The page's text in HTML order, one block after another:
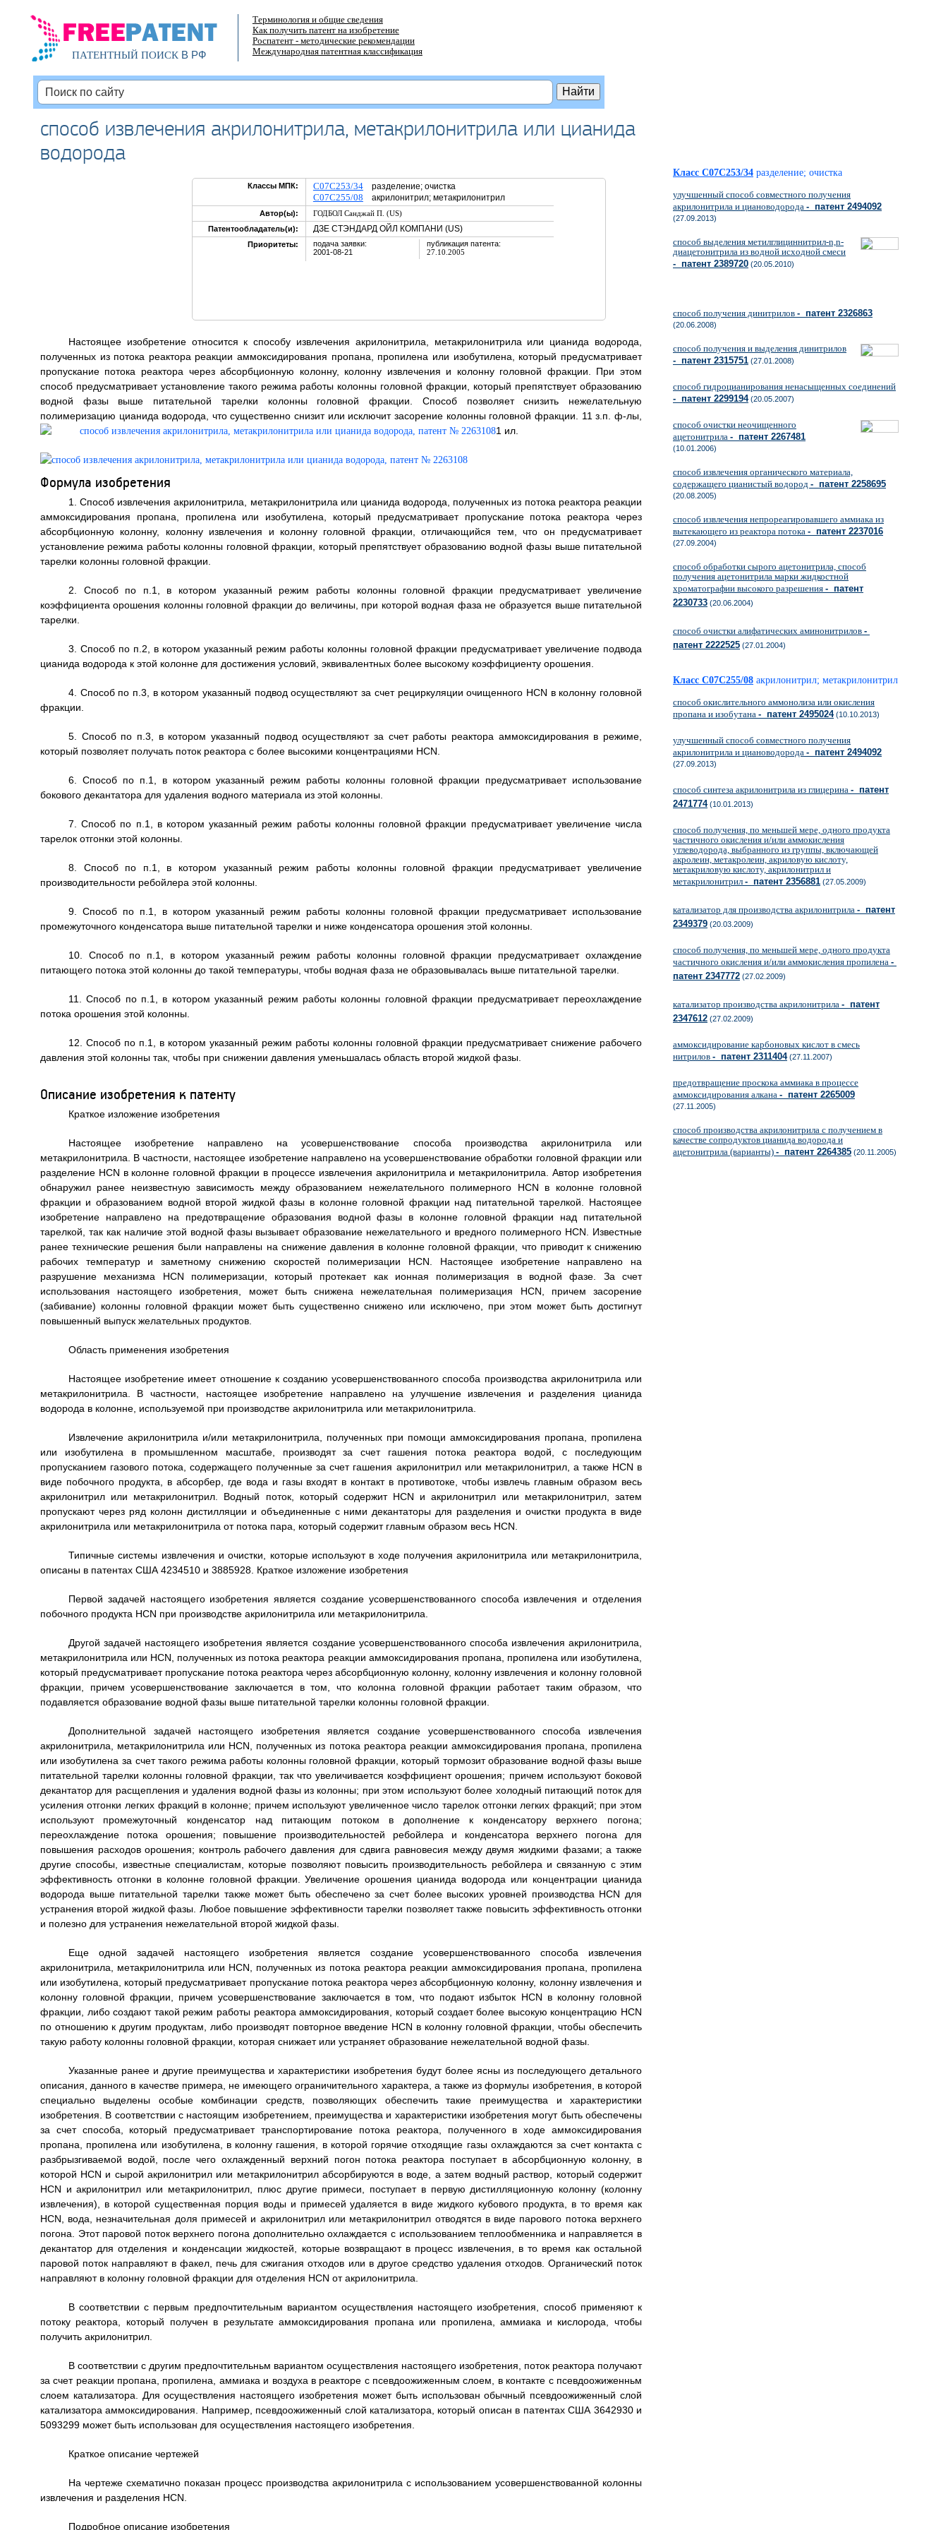
ПАТЕНТНЫЙ ПОИСКВ РФ
Терминология и общие сведения
Как получить патент на изобретение
Роспатент - методические рекомендации
Международная патентная классификация
способ извлечения акрилонитрила, метакрилонитрила или цианида
водорода
Классы МПК: C07C253/34разделение; очистка
C07C255/08 акрилонитрил; метакрилонитрил
Автор(ы):
ГОДБОЛ Санджай П. (US)
Патентообладатель(и):
ДЗЕ СТЭНДАРД ОЙЛ КОМПАНИ (US)
Приоритеты:
подача заявки:
2001-08-21
публикация патента:
27.10.2005
Настоящее изобретение относится к способу извлечения акрилонитрила, метакрилонитрила или цианида водорода,
полученных из потока реактора реакции аммоксидирования пропана, пропилена или изобутилена, который предусматривает
пропускание потока реактора через абсорбционную колонну, колонну извлечения и колонну головной фракции. При этом
способ предусматривает установление такого режима работы колонны головной фракции, который препятствует образованию
водной фазы выше питательной тарелки колонны головной фракции. Способ позволяет снизить нежелательную
полимеризацию цианида водорода, что существенно снизит или исключит засорение колонны головной фракции. 11 з.п. ф-лы,
1 ил.
Формула изобретения
1. Способ извлечения акрилонитрила, метакрилонитрила или цианида водорода, полученных из потока реактора реакции
аммоксидирования пропана, пропилена или изобутилена, который предусматривает пропускание потока реактора через
абсорбционную колонну, колонну извлечения и колонну головной фракции, отличающийся тем, что он предусматривает
установление режима работы колонны головной фракции, который препятствует образованию водной фазы выше питательной
тарелки колонны головной фракции.
2. Способ по п.1, в котором указанный режим работы колонны головной фракции предусматривает увеличение
коэффициента орошения колонны головной фракции до величины, при которой водная фаза не образуется выше питательной
тарелки.
3. Способ по п.2, в котором указанный режим работы колонны головной фракции предусматривает увеличение подвода
цианида водорода к этой колонне для достижения условий, эквивалентных более высокому коэффициенту орошения.
4. Способ по п.3, в котором указанный подвод осуществляют за счет рециркуляции очищенного HCN в колонну головной
фракции.
5. Способ по п.3, в котором указанный подвод осуществляют за счет работы реактора аммоксидирования в режиме,
который позволяет получать поток реактора с более высокими концентрациями HCN.
6. Способ по п.1, в котором указанный режим работы колонны головной фракции предусматривает использование
бокового декантатора для удаления водного материала из этой колонны.
7. Способ по п.1, в котором указанный режим работы колонны головной фракции предусматривает увеличение числа
тарелок отгонки этой колонны.
8. Способ по п.1, в котором указанный режим работы колонны головной фракции предусматривает увеличение
производительности ребойлера этой колонны.
9. Способ по п.1, в котором указанный режим работы колонны головной фракции предусматривает использование
промежуточного конденсатора выше питательной тарелки и ниже конденсатора орошения этой колонны.
10. Способ по п.1, в котором указанный режим работы колонны головной фракции предусматривает охлаждение
питающего потока этой колонны до такой температуры, чтобы водная фаза не образовывалась выше питательной тарелки.
11. Способ по п.1, в котором указанный режим работы колонны головной фракции предусматривает переохлаждение
потока орошения этой колонны.
12. Способ по п.1, в котором указанный режим работы колонны головной фракции предусматривает снижение рабочего
давления этой колонны так, чтобы при снижении давления уменьшалась область второй жидкой фазы.
Описание изобретения к патенту
Краткое изложение изобретения
Настоящее изобретение направлено на усовершенствование способа производства акрилонитрила или
метакрилонитрила. В частности, настоящее изобретение направлено на усовершенствование обработки головной фракции или
разделение HCN в колонне головной фракции в процессе извлечения акрилонитрила и метакрилонитрила. Автор изобретения
обнаружил ранее неизвестную зависимость между образованием нежелательного полимерного HCN в колонне головной
фракции и образованием водной второй жидкой фазы в колонне головной фракции над питательной тарелкой. Настоящее
изобретение направлено на предотвращение образования водной фазы в колонне головной фракции над питательной
тарелкой, так как наличие этой водной фазы вызывает образование нежелательного и вредного полимерного HCN. Известные
ранее технические решения были направлены на снижение давления в колонне головной фракции, что приводит к снижению
рабочих температур и заметному снижению скоростей полимеризации HCN. Настоящее изобретение направлено на
разрушение механизма HCN полимеризации, который протекает как ионная полимеризация в водной фазе. За счет
использования настоящего изобретения, может быть снижена нежелательная полимеризация HCN, причем засорение
(забивание) колонны головной фракции может быть существенно снижено или исключено, при этом может быть достигнут
повышенный выпуск желательных продуктов.
Область применения изобретения
Настоящее изобретение имеет отношение к созданию усовершенствованного способа производства акрилонитрила или
метакрилонитрила. В частности, настоящее изобретение направлено на улучшение извлечения и разделения цианида
водорода в колонне, используемой при производстве акрилонитрила или метакрилонитрила.
Извлечение акрилонитрила и/или метакрилонитрила, полученных при помощи аммоксидирования пропана, пропилена
или изобутилена в промышленном масштабе, производят за счет гашения потока реактора водой, с последующим
пропусканием газового потока, содержащего полученные за счет гашения акрилонитрил или метакрилонитрил, а также HCN в
виде побочного продукта, в абсорбер, где вода и газы входят в контакт в противотоке, чтобы извлечь главным образом весь
акрилонитрил или метакрилонитрил. Водный поток, который содержит HCN и акрилонитрил или метакрилонитрил, затем
пропускают через ряд колонн дистилляции и объединенные с ними декантаторы для разделения и очистки продукта в виде
акрилонитрила или метакрилонитрила от потока пара, который содержит главным образом весь HCN.
Типичные системы извлечения и очистки, которые используют в ходе получения акрилонитрила или метакрилонитрила,
описаны в патентах США 4234510 и 3885928. Краткое изложение изобретения
Первой задачей настоящего изобретения является создание усовершенствованного способа извлечения и отделения
побочного продукта HCN при производстве акрилонитрила или метакрилонитрила.
Другой задачей настоящего изобретения является создание усовершенствованного способа извлечения акрилонитрила,
метакрилонитрила или HCN, полученных из потока реактора реакции аммоксидирования пропана, пропилена или изобутилена,
который предусматривает пропускание потока реактора через абсорбционную колонну, колонну извлечения и колонну головной
фракции, причем усовершенствование заключается в том, что колонна головной фракции работает таким образом, что
подавляется образование водной фазы выше питательной тарелки колонны головной фракции.
Дополнительной задачей настоящего изобретения является создание усовершенствованного способа извлечения
акрилонитрила, метакрилонитрила или HCN, полученных из потока реактора реакции аммоксидирования пропана, пропилена
или изобутилена за счет такого режима работы колонны головной фракции, который тормозит образование водной фазы выше
питательной тарелки колонны головной фракции, так что увеличивается коэффициент орошения; причем используют боковой
декантатор для расщепления и удаления водной фазы из колонны; при этом используют более холодный питающий поток для
усиления отгонки легких фракций в колонне; причем используют увеличенное число тарелок отгонки легких фракций; при этом
используют промежуточный конденсатор над питающим потоком в дополнение к конденсатору верхнего погона;
переохлаждение потока орошения; повышение производительностей ребойлера и конденсатора верхнего погона для
повышения расходов орошения; контроль рабочего давления для сдвига равновесия между двумя жидкими фазами; а также
другие способы, известные специалистам, которые позволяют повысить производительность ребойлера и связанную с этим
эффективность отгонки в колонне головной фракции. Увеличение орошения цианида водорода или концентрации цианида
водорода выше питательной тарелки также может быть обеспечено за счет более высоких уровней производства HCN для
устранения второй жидкой фазы. Любое повышение эффективности тарелки позволяет также повысить эффективность отгонки
и полезно для устранения нежелательной второй жидкой фазы.
Еще одной задачей настоящего изобретения является создание усовершенствованного способа извлечения
акрилонитрила, метакрилонитрила или HCN, полученных из потока реактора реакции аммоксидирования пропана, пропилена
или изобутилена, который предусматривает пропускание потока реактора через абсорбционную колонну, колонну извлечения и
колонну головной фракции, причем усовершенствование заключается в том, что подают избыток HCN в колонну головной
фракции, либо создают такой режим работы реактора аммоксидирования, который создает более высокую концентрацию HCN
по отношению к другим продуктам, либо производят повторное введение HCN в колонну головной фракции, чтобы обеспечить
такую работу колонны головной фракции, которая снижает или устраняет образование нежелательной водной фазы.
Указанные ранее и другие преимущества и характеристики изобретения будут более ясны из последующего детального
описания, данного в качестве примера, не имеющего ограничительного характера, а также из формулы изобретения, в которой
специально выделены особые комбинации средств, позволяющих обеспечить такие преимущества и характеристики
изобретения. В соответствии с настоящим изобретением, преимущества и характеристики изобретения могут быть обеспечены
за счет способа, который предусматривает транспортирование потока реактора, полученного в ходе аммоксидирования
пропана, пропилена или изобутилена, в колонну гашения, в которой горячие отходящие газы охлаждаются за счет контакта с
разбрызгиваемой водой, после чего охлажденный верхний погон потока реактора поступает в абсорбционную колонну, в
которой HCN и сырой акрилонитрил или метакрилонитрил абсорбируются в воде, а затем водный раствор, который содержит
HCN и акрилонитрил или метакрилонитрил, плюс другие примеси, поступает в первую дистилляционную колонну (колонну
извлечения), в которой существенная порция воды и примесей удаляется в виде жидкого кубового продукта, в то время как
HCN, вода, незначительная доля примесей и акрилонитрил или метакрилонитрил отводятся в виде парового потока верхнего
погона. Этот паровой поток верхнего погона дополнительно охлаждается с использованием теплообменника и направляется в
декантатор для отделения и конденсации жидкостей, которые возвращают в процесс извлечения, в то время как остальной
паровой поток направляют в факел, печь для сжигания отходов или в другое средство удаления отходов. Органический поток
направляют в колонну головной фракции для отделения HCN от акрилонитрила.
В соответствии с первым предпочтительным вариантом осуществления настоящего изобретения, способ применяют к
потоку реактора, который получен в результате аммоксидирования пропана или пропилена, аммиака и кислорода, чтобы
получить акрилонитрил.
В соответствии с другим предпочтительньм вариантом осуществления настоящего изобретения, поток реактора получают
за счет реакции пропана, пропилена, аммиака и воздуха в реакторе с псевдоожиженным слоем, в контакте с псевдоожиженньм
слоем катализатора. Для осуществления настоящего изобретения может быть использован обычный псевдоожиженный слой
катализатора аммоксидирования. Например, псевдоожиженный слой катализатора, который описан в патентах США 3642930 и
5093299 может быть использован для осуществления настоящего изобретения.
Краткое описание чертежей
На чертеже схематично показан процесс производства акрилонитрила с использованием усовершенствованной колонны
извлечения и разделения HCN.
Подробное описание изобретения
Класс C07C253/34 разделение; очистка
улучшенный способ совместного получения
акрилонитрила и циановодорода - патент 2494092
(27.09.2013)
способ выделения метилглициннитрил-n,n-
диацетонитрила из водной исходной смеси
- патент 2389720 (20.05.2010)
способ получения динитрилов - патент 2326863
(20.06.2008)
способ получения и выделения динитрилов
- патент 2315751 (27.01.2008)
способ гидроцианирования ненасыщенных соединений
- патент 2299194(20.05.2007)
способ очистки неочищенного
ацетонитрила - патент 2267481
(10.01.2006)
способ извлечения органического материала,
содержащего цианистый водород - патент 2258695
(20.08.2005)
способ извлечения непрореагировавшего аммиака из
вытекающего из реактора потока - патент 2237016
(27.09.2004)
способ обработки сырого ацетонитрила, способ
получения ацетонитрила марки жидкостной
хроматографии высокого разрешения - патент
2230733 (20.06.2004)
способ очистки алифатических аминонитрилов -
патент 2222525 (27.01.2004)
Класс C07C255/08 акрилонитрил; метакрилонитрил
способ окислительного аммонолиза или окисления
пропана и изобутана - патент 2495024(10.10.2013)
улучшенный способ совместного получения
акрилонитрила и циановодорода - патент 2494092
(27.09.2013)
способ синтеза акрилонитрила из глицерина - патент
2471774(10.01.2013)
способ получения, по меньшей мере, одного продукта
частичного окисления и/или аммокисления
углеводорода, выбранного из группы, включающей
акролеин, метакролеин, акриловую кислоту,
метакриловую кислоту, акрилонитрил и
метакрилонитрил - патент 2356881 (27.05.2009)
катализатор для производства акрилонитрила - патент
2349379 (20.03.2009)
способ получения, по меньшей мере, одного продукта
частичного окисления и/или аммокисления пропилена -
патент 2347772 (27.02.2009)
катализатор производства акрилонитрила - патент
2347612 (27.02.2009)
аммоксидирование карбоновых кислот в смесь
нитрилов - патент 2311404(27.11.2007)
предотвращение проскока аммиака в процессе
аммоксидирования алкана - патент 2265009
(27.11.2005)
способ производства акрилонитрила с получением в
качестве сопродуктов цианида водорода и
ацетонитрила (варианты) - патент 2264385 (20.11.2005)